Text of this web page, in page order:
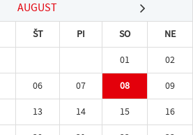
AUGUST
ŠT PI SO
NE
01
02
06 07 08
09
13 14 15
16